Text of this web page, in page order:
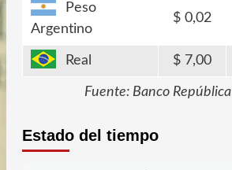
Peso
Argentino
0,02
Real 7,00
Fuente: Banco República
Estado del tiempo